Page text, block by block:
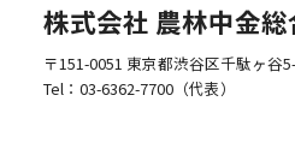
株式会社 農林中金
〒151-0051 東京都渋谷区千駄ヶ谷
Tel： 03-6362-7700（代表）